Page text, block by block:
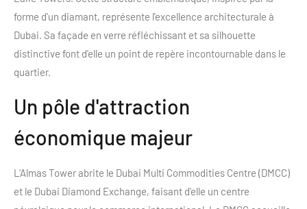
forme d'un diamant, représente l'excellence architecturale à
Dubai. Sa façade en verre réfléchissant et sa silhouette
distinctive font d'elle un point de repère incontournable dans le
quartier.
Un pôle d'attraction
économique majeur
L'Almas Tower abrite le Dubai Multi Commodities Centre (DMCC)
et le Dubai Diamond Exchange, faisant d'elle un centre